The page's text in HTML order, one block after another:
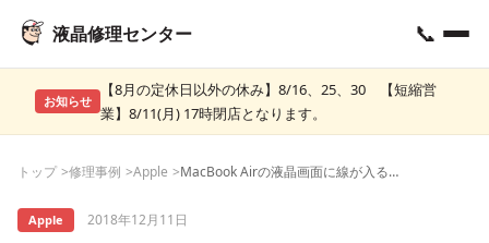
液晶修理センター 📞
お知らせ
【8月の定休日以外の休み】8/16、25、30 【短縮営
業】8/11(月) 17時閉店となります。
トップ 修理事例 Apple MacBook Airの液晶画面に線が入る！原因や修理費用など
Apple 2018年12月11日